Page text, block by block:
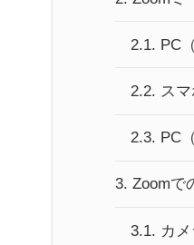
2.1. PC
2.2. ス
2.3. PC
3. Zoomで
3.1. カ